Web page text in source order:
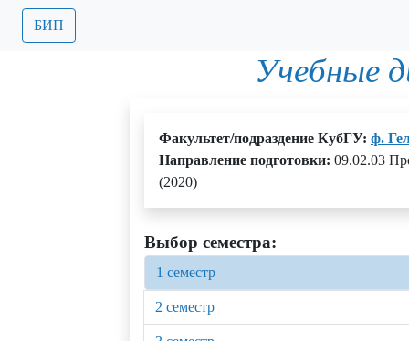
БИП
Учебные
Факультет/подраздение КубГУ: ф.
Направление подготовки: 09.02.03
(2020)
Выбор семестра:
1 семестр
2 семестр